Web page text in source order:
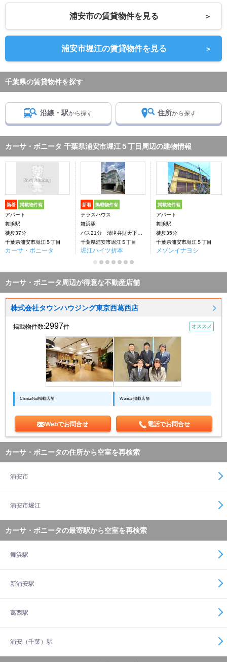
浦安市の賃貸物件を見る ＞
浦安市堀江の賃貸物件を見る ＞
千葉県の賃貸物件を探す
沿線・駅から探す 住所から探す
カーサ・ボニータ 千葉県浦安市堀江５丁目周辺の建物情報
新着 掲載物件有
アパート
舞浜駅
徒歩37分
千葉県浦安市堀江５丁目
カーサ・ボニータ
新着 掲載物件有
テラスハウス
舞浜駅
バス21分 清滝弁財天下車：停歩5分
千葉県浦安市堀江５丁目
堀江ハイツ折本
掲載物件有
アパート
舞浜駅
徒歩35分
千葉県浦安市堀江５丁目
メゾンイナヨシ
カーサ・ボニータ周辺が得意な不動産店舗
株式会社タウンハウジング東京西葛西店
掲載物件数:2997件 オススメ
ChintaiNet掲載店舗 Woman掲載店舗
Webでお問合せ 電話でお問合せ
カーサ・ボニータの住所から空室を再検索
浦安市
浦安市堀江
カーサ・ボニータの最寄駅から空室を再検索
舞浜駅
新浦安駅
葛西駅
浦安（千葉）駅